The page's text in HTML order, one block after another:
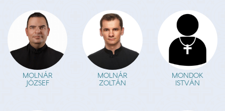
MOLNÁR
JÓZSEF
MOLNÁR
ZOLTÁN
MONDOK
ISTVÁN